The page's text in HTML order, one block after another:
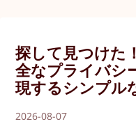
探して見つけた
全なプライバシ
現するシンプル
2026-08-07